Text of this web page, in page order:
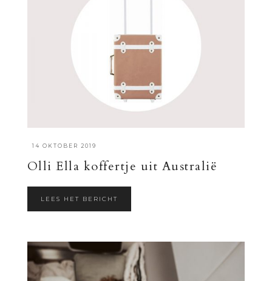
·14 OKTOBER 2019
Olli Ella koffertje uit Australië
LEES HET BERICHT